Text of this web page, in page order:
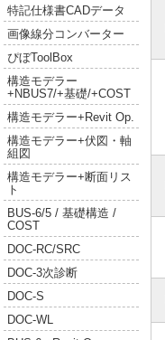
特記仕様書CADデータ
画像線分コンバーター
ぴぼToolBox
構造モデラー
+NBUS7/+基礎/+COST
構造モデラー+Revit Op.
構造モデラー+伏図・軸
組図
構造モデラー+断面リス
ト
BUS-6/5 / 基礎構造 /
COST
DOC-RC/SRC
DOC-3次診断
DOC-S
DOC-WL